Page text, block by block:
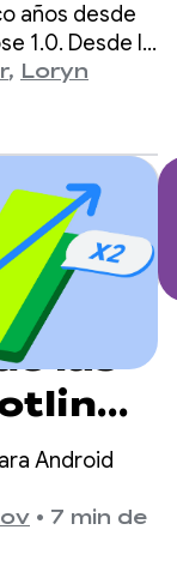
años desde
1.0. Desde la
2021, hasta
que las
para
, Loryn
las
2
Android
en un
forma bien
• 7 min de